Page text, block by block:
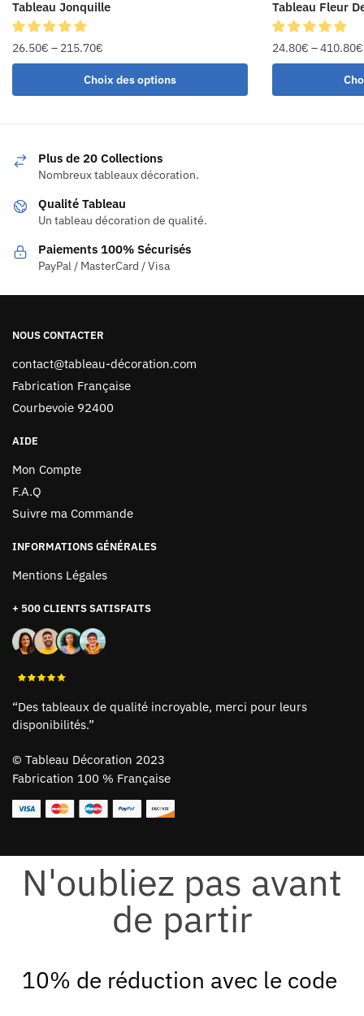
Tableau Jonquille
26.50€ – 215.70€
Choix des options
Tableau Fleur
24.80€ –410.80€
Plus de 20 Collections
Nombreux tableaux décoration.
Qualité Tableau
Un tableau décoration de qualité.
Paiements 100% Sécurisés
PayPal / MasterCard / Visa
NOUS CONTACTER
contact@tableau-décoration.com
Fabrication Française
Courbevoie 92400
AIDE
Mon Compte
F.A.Q
Suivre ma Commande
INFORMATIONS GÉNÉRALES
Mentions Légales
+ 500 CLIENTS SATISFAITS
“Des tableaux de qualité incroyable, merci pour leurs
disponibilités.”
© Tableau Décoration 2023
Fabrication 100 % Française
N'oubliez pas avant
de partir
10% de réduction avec le code